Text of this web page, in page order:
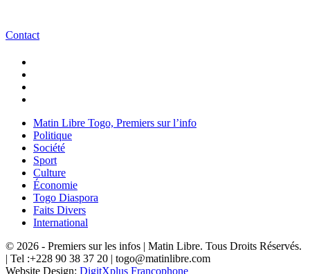
Contact
Matin Libre Togo, Premiers sur l’info
Politique
Société
Sport
Culture
Économie
Togo Diaspora
Faits Divers
International
© 2026 - Premiers sur les infos | Matin Libre. Tous Droits Réservés.
| Tel :+228 90 38 37 20 | togo@matinlibre.com
Website Design: DigitXplus Francophone